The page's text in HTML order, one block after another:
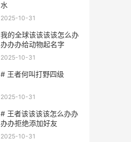
水
2025-10-31
我的全球该该该该怎么办
办办办给动物起名字
2025-10-31
# 王者何叫打野四级
2025-10-31
# 王者该该该该怎么办办
办办拒绝添加好友
2025-10-31